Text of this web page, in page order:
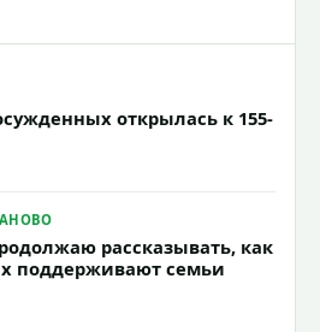
открылась к 155-
рассказывать, как
поддерживают семьи